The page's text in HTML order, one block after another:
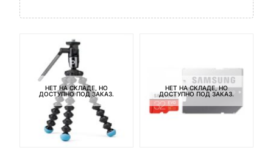
НЕТ НА СКЛАДЕ, НО
ДОСТУПНО ПОД ЗАКАЗ.
НЕТ НА СКЛАДЕ, НО
ДОСТУПНО ПОД ЗАКАЗ.